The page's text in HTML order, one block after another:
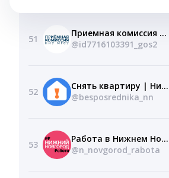
51
Приемная комиссия НИУ МГСУ
@id7716103391_gos2
52
Снять квартиру | Нижний Новгород | БЕЗ ПОСРЕДНИКОВ.РУ
@besposrednika_nn
53
Работа в Нижнем Новгороде | Вакансии
@n_novgorod_rabota